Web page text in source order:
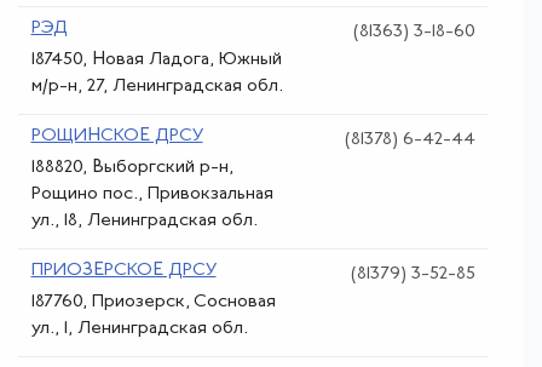
РЭД
187450, Новая Ладога, Южный
м/р-н, 27, Ленинградская обл.
(81363) 3-18-60
РОЩИНСКОЕ ДРСУ
188820, Выборгский р-н,
Рощино пос., Привокзальная
ул., 18, Ленинградская обл.
(81378) 6-42-44
ПРИОЗЕРСКОЕ ДРСУ
187760, Приозерск, Сосновая
ул., 1, Ленинградская обл.
(81379) 3-52-85